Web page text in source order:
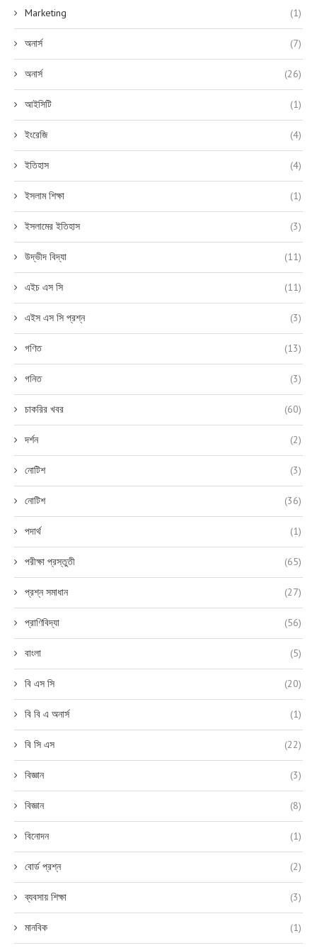
Marketing (1)
অনার্স (7)
অনার্স (26)
আইসিটি (1)
ইংরেজি (4)
ইতিহাস (4)
ইসলাম শিক্ষা (1)
ইসলামের ইতিহাস (3)
উদ্ভীদ বিদ্যা (11)
এইচ এস সি (11)
এইস এস সি প্রশ্ন (3)
গণিত (13)
গনিত (3)
চাকরির খবর (60)
দর্শন (2)
নোটিশ (3)
নোটিশ (36)
পদার্থ (1)
পরীক্ষা প্রস্তুতী (65)
প্রশ্ন সমাধান (27)
প্রাণিবিদ্যা (56)
বাংলা (5)
বি এস সি (20)
বি বি এ অনার্স (1)
বি সি এস (22)
বিজ্ঞান (3)
বিজ্ঞান (8)
বিনোদন (1)
বোর্ড প্রশ্ন (2)
ব্যবসায় শিক্ষা (3)
মানবিক (1)